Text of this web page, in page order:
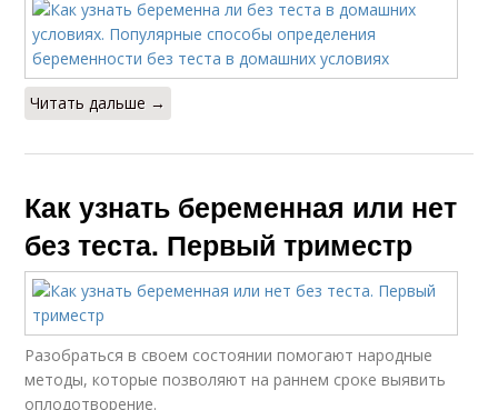
Читать дальше →
Как узнать беременная или нет
без теста. Первый триместр
Разобраться в своем состоянии помогают народные
методы, которые позволяют на раннем сроке выявить
оплодотворение.